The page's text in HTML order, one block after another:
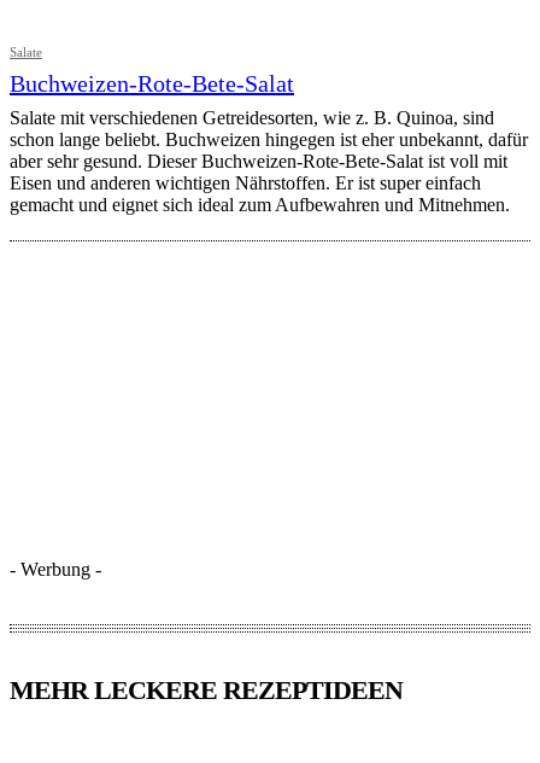
Salate
Buchweizen-Rote-Bete-Salat
Salate mit verschiedenen Getreidesorten, wie z. B. Quinoa, sind
schon lange beliebt. Buchweizen hingegen ist eher unbekannt, dafür
aber sehr gesund. Dieser Buchweizen-Rote-Bete-Salat ist voll mit
Eisen und anderen wichtigen Nährstoffen. Er ist super einfach
gemacht und eignet sich ideal zum Aufbewahren und Mitnehmen.
- Werbung -
MEHR LECKERE REZEPTIDEEN